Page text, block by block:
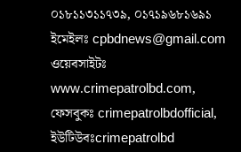
০১৮১১৩১১৭৩৯, ০১৭১৯৬৮১৬৯১
ইমেইলঃ cpbdnews@gmail.com
ওয়েবসাইটঃ
www.crimepatrolbd.com,
ফেসবুকঃ crimepatrolbdofficial,
ইউটিউবঃcrimepatrolbd